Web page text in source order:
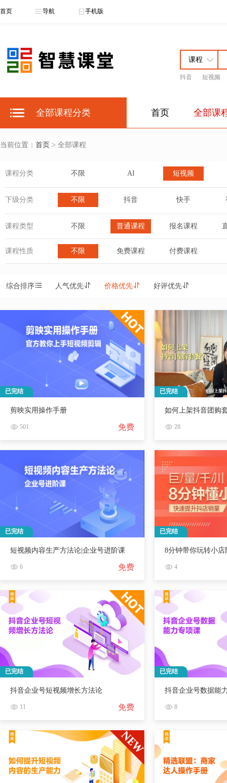
首页 导航 手机版
抖音 短视频
全部课程分类 首页 全部课
当前位置： 首页 > 全部课程
课程分类 不限 AI 短视频
下级分类 不限 抖音 快手
课程类型 不限 普通课程 报名课程
课程性质 不限 免费课程 付费课程
综合排序 人气优先 价格优先 好评优先
已完结
剪映实用操作手册
501 免费
已完结
如何上架抖音团购
28
已完结
短视频内容生产方法论|企业号进阶课
6 免费
已完结
8分钟带你玩转小
4
已完结
抖音企业号短视频增长方法论
11 免费
已完结
抖音企业号数据能
8